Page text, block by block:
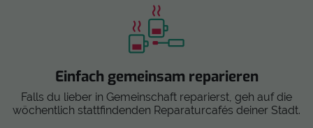
Einfach gemeinsam reparieren
Falls du lieber in Gemeinschaft reparierst, geh auf die
wöchentlich stattfindenden Reparaturcafés deiner Stadt.